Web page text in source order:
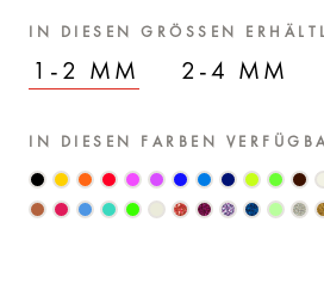
IN DIESEN GRÖSSEN
1-2 MM 2-4 MM
IN DIESEN FARBEN